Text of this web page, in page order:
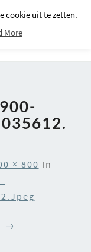
× 800 In
→
cookie uit te zetten.
More